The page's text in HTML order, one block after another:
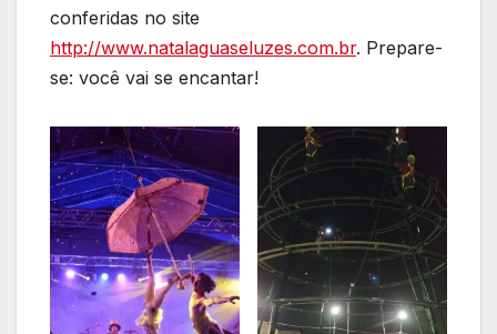
conferidas no site
http://www.natalaguaseluzes.com.br. Prepare-
se: você vai se encantar!